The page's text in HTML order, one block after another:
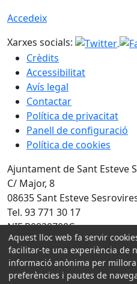
Accedeix
Xarxes socials:
Crèdits
Accessibilitat
Avís legal
Contactar
Política de privacitat
Panell de configuració
Política de cookies
Ajuntament de Sant Esteve
C/ Major, 8
08635 Sant Esteve
Tel. 93 771 30 17
NIF P0820700C
Amb la col·laboració de:
Aquest lloc web fa servir
facilitar-te una experiència de
informació anònima per
preferències i pautes de